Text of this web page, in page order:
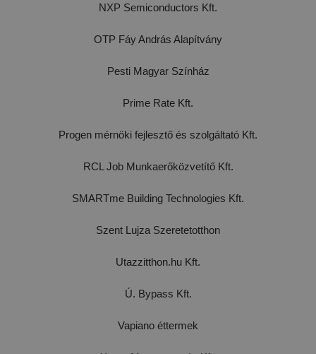
NXP Semiconductors Kft.
OTP Fáy András Alapítvány
Pesti Magyar Színház
Prime Rate Kft.
Progen mérnöki fejlesztő és szolgáltató Kft.
RCL Job Munkaerőközvetítő Kft.
SMARTme Building Technologies Kft.
Szent Lujza Szeretetotthon
Utazzitthon.hu Kft.
Ú. Bypass Kft.
Vapiano éttermek